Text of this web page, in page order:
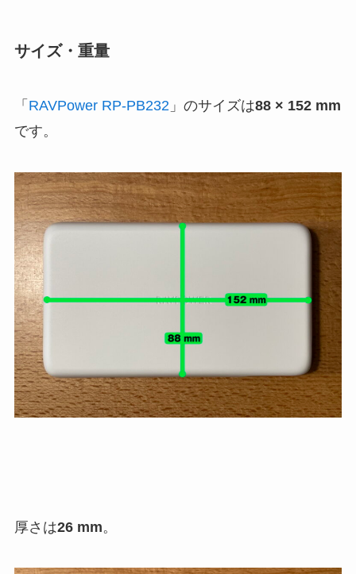
サイズ・重量
「 RAVPower RP-PB232」のサイズは88 × 152 mm
です。
厚さは26 mm。